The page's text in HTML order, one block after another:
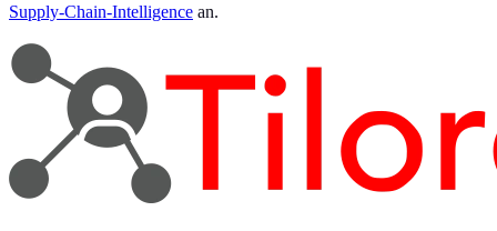
Supply-Chain-Intelligence an.